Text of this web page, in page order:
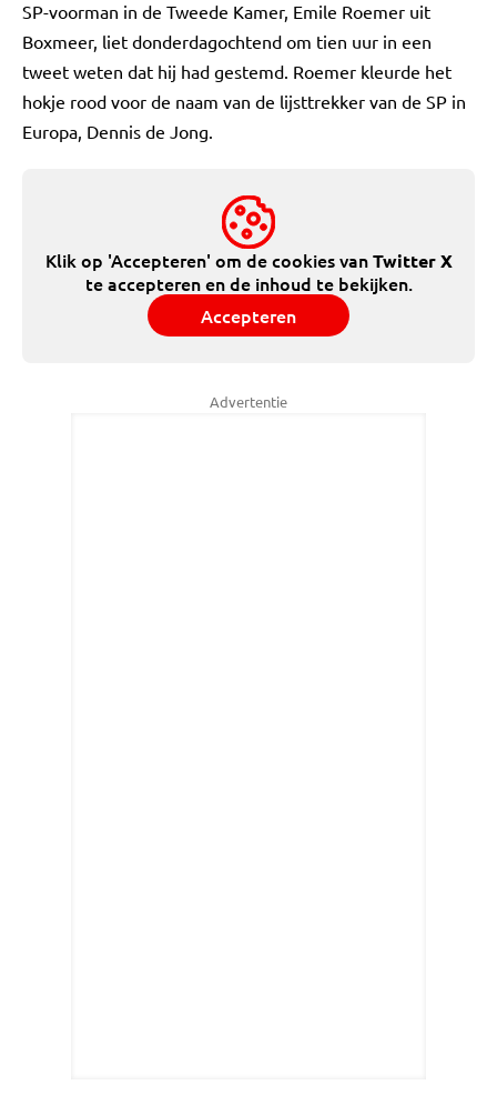
SP-voorman in de Tweede Kamer, Emile Roemer uit
Boxmeer, liet donderdagochtend om tien uur in een
tweet weten dat hij had gestemd. Roemer kleurde het
hokje rood voor de naam van de lijsttrekker van de SP in
Europa, Dennis de Jong.
Klik op 'Accepteren' om de cookies vanTwitter X
te accepteren en de inhoud te bekijken.
Accepteren
Advertentie